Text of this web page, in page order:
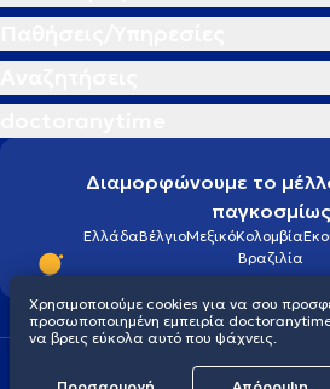
Διαμορφώνουμε το
παγκοσμίως
ΕλλάδαΒέλγιοΜεξικόΚολομβία
Βραζιλία
Πολιτική
Χρησιμοποιούμε cookies για να σου
προσωποποιημένη εμπειρία
να βρεις εύκολα αυτό που ψάχνεις.